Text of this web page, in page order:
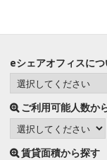
eシェアオフィスにつ
ご利用可能人数か
賃貸面積から探す